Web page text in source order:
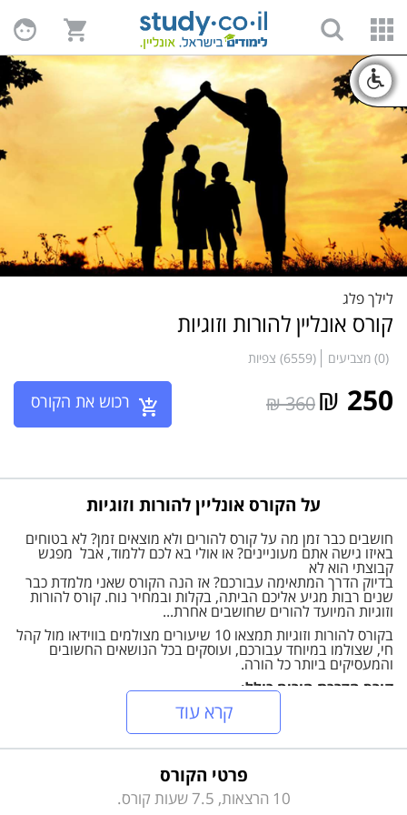
לילך פלג
קורס אונליין להורות וזוגיות
(0) מצביעים (6559) צפיות
250
₪
360 ₪ רכוש את הקורס
על הקורס אונליין להורות וזוגיות
חושבים כבר זמן מה על קורס להורים ולא מוצאים זמן? לא בטוחים
באיזו גישה אתם מעוניינים? או אולי בא לכם ללמוד, אבל מפגש
קבוצתי הוא לא
בדיוק הדרך המתאימה עבורכם? אז הנה הקורס שאני מלמדת כבר
שנים רבות מגיע אליכם הביתה, בקלות ובמחיר נוח. קורס להורות
וזוגיות המיועד להורים שחושבים אחרת...
בקורס להורות וזוגיות תמצאו 10 שיעורים מצולמים בווידאו מול קהל
חי, שצולמו במיוחד עבורכם, ועוסקים בכל הנושאים החשובים
והמעסיקים ביותר כל הורה.
קורס הדרכת הורים כולל:
תמיכה וגבולות: מה עושים כשהילדים לא מקשיבים לכם או מגיבים
עצמאות לילדים: כמה עצמאות, מתי ועד איזה גבול.
ריבים בין אחים: להתערב? לא להתערב? ומה ההשלכות?
התערבויות הורים אחד לשני: מה עושים כשלא מסכימים על הדרך
קרא עוד
פרטי הקורס
10 הרצאות, 7.5 שעות קורס.